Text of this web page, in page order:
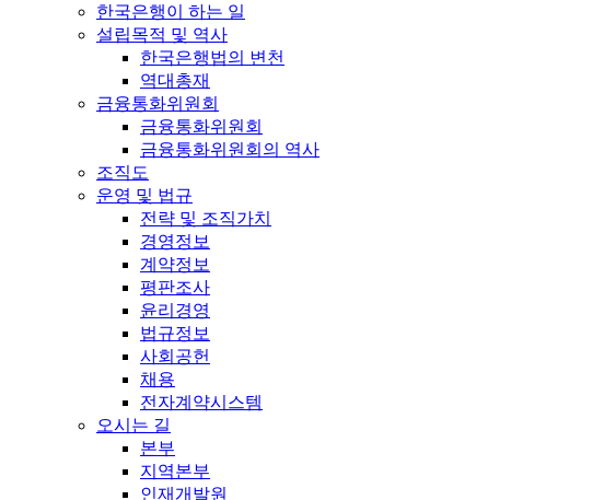
한국은행이 하는 일
설립목적 및 역사
한국은행법의 변천
역대총재
금융통화위원회
금융통화위원회
금융통화위원회의 역사
조직도
운영 및 법규
전략 및 조직가치
경영정보
계약정보
평판조사
윤리경영
법규정보
사회공헌
채용
전자계약시스템
오시는 길
본부
지역본부
인재개발원